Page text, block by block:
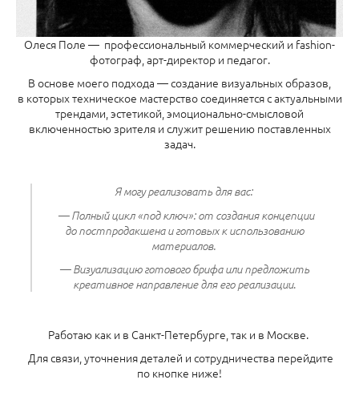
Олеся Поле — профессиональный коммерческий и fashion-
фотограф, арт-директор и педагог.
В основе моего подхода — создание визуальных образов,
в которых техническое мастерство соединяется с актуальными
трендами, эстетикой, эмоционально-смысловой
включенностью зрителя и служит решению поставленных
задач.
Я могу реализовать для вас:
— Полный цикл «под ключ»: от создания концепции
до постпродакшена и готовых к использованию
материалов.
— Визуализацию готового брифа или предложить
креативное направление для его реализации.
Работаю как и в Санкт-Петербурге, так и в Москве.
Для связи, уточнения деталей и сотрудничества перейдите
по кнопке ниже!